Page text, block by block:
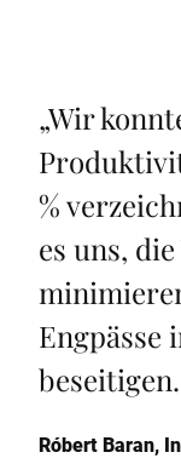
„Wir
%
es uns,
Engpässe
beseitigen.
Róbert Baran,